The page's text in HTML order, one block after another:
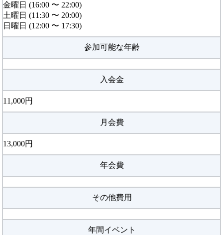
金曜日 (16:00 〜 22:00)
土曜日 (11:30 〜 20:00)
日曜日 (12:00 〜 17:30)
参加可能な年齢
入会金
11,000円
月会費
13,000円
年会費
その他費用
年間イベント